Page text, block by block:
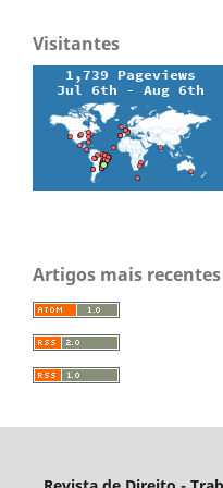
Visitantes
Artigos mais recentes